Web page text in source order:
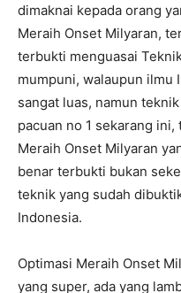
dimaknai kepada orang
Meraih Onset Milyaran,
terbukti menguasai
mumpuni, walaupun ilmu
sangat luas, namun
pacuan no 1 sekarang
Meraih Onset Milyaran
benar terbukti bukan
teknik yang sudah
Indonesia.
Optimasi Meraih Onset
yang super, ada yang